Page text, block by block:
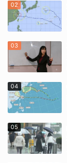
02
03
04
05